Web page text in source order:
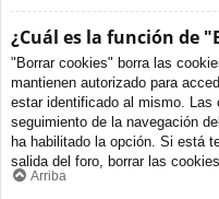
¿Cuál es la función de
"Borrar cookies" borra las
mantienen autorizado para
estar identificado al mismo. Las
seguimiento de la navegación
ha habilitado la opción. Si está
salida del foro, borrar las
Arriba